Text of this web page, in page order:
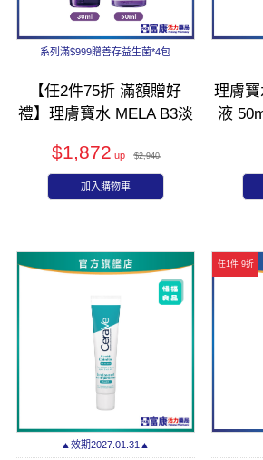
系列滿$999贈善存益生菌*4包
【任2件75折 滿額贈好
禮】理膚寶水 MELA B3淡
$1,872 $2,940
加入購物車
理膚
液
▲效期2027.01.31▲
任1件 9折